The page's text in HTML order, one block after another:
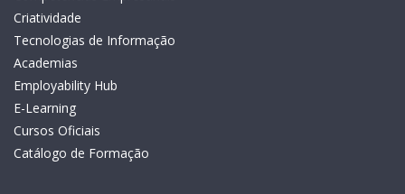
Criatividade
Tecnologias de Informação
Academias
Employability Hub
E-Learning
Cursos Oficiais
Catálogo de Formação